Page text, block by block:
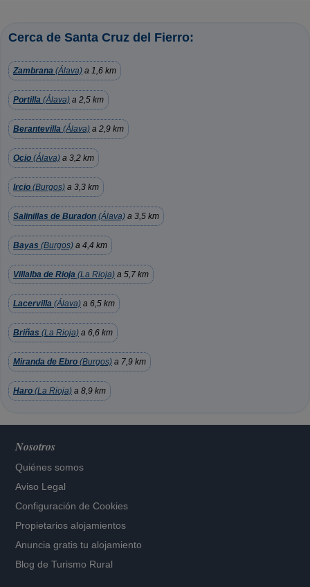
Cerca de Santa Cruz del Fierro:
Zambrana (Álava) a 1,6 km
Portilla (Álava) a 2,5 km
Berantevilla (Álava) a 2,9 km
Ocio (Álava) a 3,2 km
Ircio (Burgos) a 3,3 km
Salinillas de Buradon (Álava) a 3,5 km
Bayas (Burgos) a 4,4 km
Villalba de Rioja (La Rioja) a 5,7 km
Lacervilla (Álava) a 6,5 km
Briñas (La Rioja) a 6,6 km
Miranda de Ebro (Burgos) a 7,9 km
Haro (La Rioja) a 8,9 km
Nosotros
Quiénes somos
Aviso Legal
Configuración de Cookies
Propietarios alojamientos
Anuncia gratis tu alojamiento
Blog de Turismo Rural